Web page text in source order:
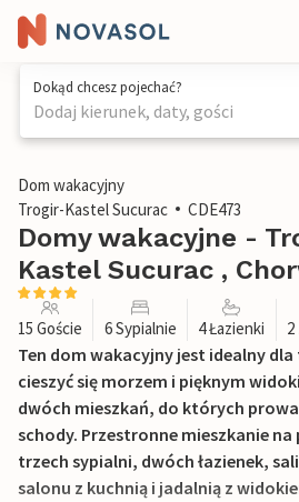
Dokąd chcesz pojechać?
Dodaj kierunek, daty, gości
1 / 55
Dom wakacyjny
Trogir-Kastel Sucurac
CDE473
Domy wakacyjne -
Kastel Sucurac ,
15 Goście 6 Sypialnie 4 Łazienki
Ten dom wakacyjny jest idealny
cieszyć się morzem i pięknym
dwóch mieszkań, do których
schody. Przestronne mieszkanie na
trzech sypialni, dwóch łazienek,
salonu z kuchnią i jadalnią z